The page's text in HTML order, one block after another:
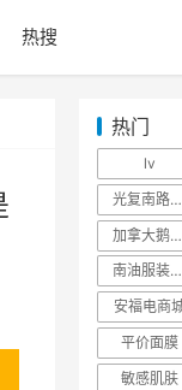
热搜
热门
lv
光复南路潮牌
加拿大鹅羽绒服
南油服装批发市场
安福电商
平价面膜
敏感肌肤